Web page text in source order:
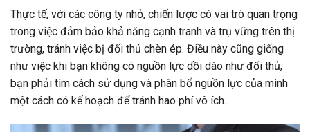
Thực tế, với các công ty nhỏ, chiến lược có vai trò quan trọng
trong việc đảm bảo khả năng cạnh tranh và trụ vững trên thị
trường, tránh việc bị đối thủ chèn ép. Điều này cũng giống
như việc khi bạn không có nguồn lực dồi dào như đối thủ,
bạn phải tìm cách sử dụng và phân bổ nguồn lực của mình
một cách có kế hoạch để tránh hao phí vô ích.